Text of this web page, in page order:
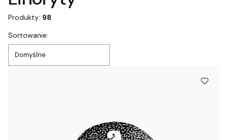
Produkty: 98
Lista produktów
Sortowanie:
Domyślne